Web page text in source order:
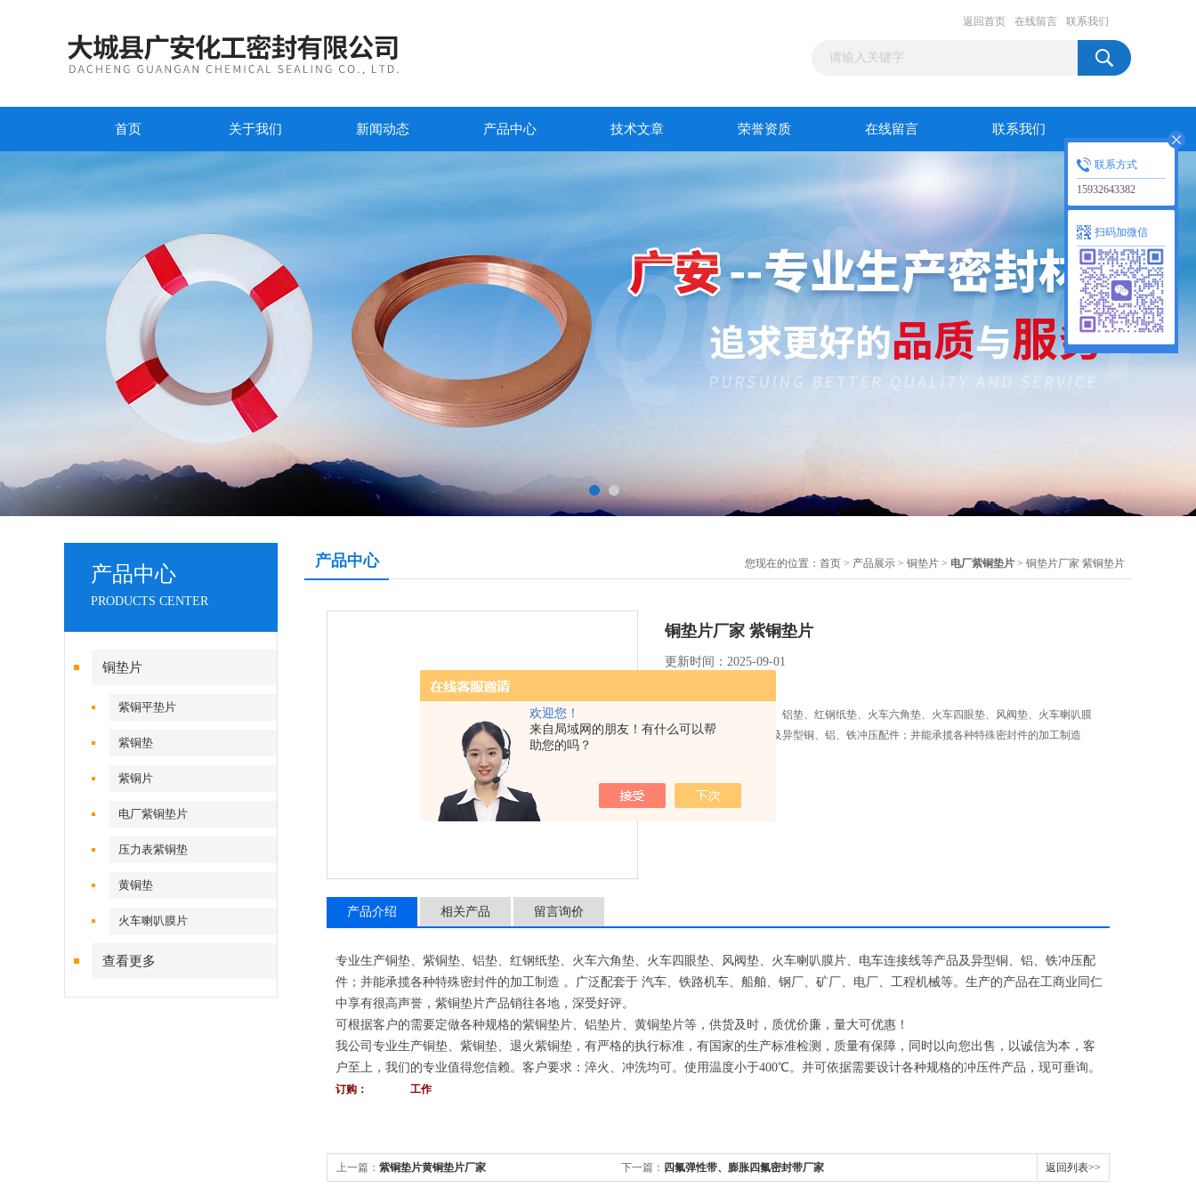
欢迎您！
来自局域网的朋友！有什么可以帮
助您的吗？
返回首页 在线留言 联系我们
首页 关于我们 新闻动态 产品中心 技术文章 荣誉资质 在线留言 联系我们
产品中心
PRODUCTS CENTER
铜垫片
紫铜平垫片
紫铜垫
紫铜片
电厂紫铜垫片
压力表紫铜垫
黄铜垫
火车喇叭膜片
查看更多
产品中心 您现在的位置： 首页 > 产品展示 > 铜垫片 > 电厂紫铜垫片 > 铜垫片厂家 紫铜垫片
铜垫片厂家 紫铜垫片
更新时间：2025-09-01
专业生产铜垫、紫铜垫、铝垫、红钢纸垫、火车六角垫、火车四眼垫、风阀垫、火车喇叭膜
片、电车连接线等产品及异型铜、铝、铁冲压配件；并能承揽各种特殊密封件的加工制造
产品介绍 相关产品 留言询价
专业生产铜垫、紫铜垫、铝垫、红钢纸垫、火车六角垫、火车四眼垫、风阀垫、火车喇叭膜片、电车连接线等产品及异型铜、铝、铁冲压配
件；并能承揽各种特殊密封件的加工制造 。广泛配套于 汽车、铁路机车、船舶、钢厂、矿厂、电厂、工程机械等。生产的产品在工商业同仁
中享有很高声誉，紫铜垫片产品销往各地，深受好评。
可根据客户的需要定做各种规格的紫铜垫片、铝垫片、黄铜垫片等，供货及时，质优价廉，量大可优惠！
我公司专业生产铜垫、紫铜垫、退火紫铜垫，有严格的执行标准，有国家的生产标准检测，质量有保障，同时以向您出售，以诚信为本，客
户至上，我们的专业值得您信赖。客户要求：淬火、冲洗均可。使用温度小于400℃。并可依据需要设计各种规格的冲压件产品，现可垂询。
订购： 工作
上一篇： 紫铜垫片黄铜垫片厂家 下一篇： 四氟弹性带、膨胀四氟密封带厂家 返回列表>>
联系方式
15932643382
扫码加微信